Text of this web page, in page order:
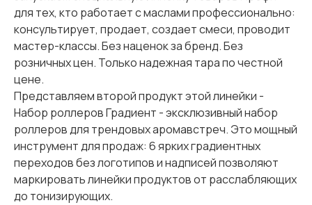
для тех, кто работает с маслами профессионально:
консультирует, продает, создает смеси, проводит
мастер-классы. Без наценок за бренд. Без
розничных цен. Только надежная тара по честной
цене.
Представляем второй продукт этой линейки -
Набор роллеров Градиент - эксклюзивный набор
роллеров для трендовых аромавстреч. Это мощный
инструмент для продаж: 6 ярких градиентных
переходов без логотипов и надписей позволяют
маркировать линейки продуктов от расслабляющих
до тонизирующих.